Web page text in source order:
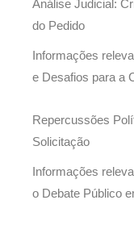
Análise Judicial:
do Pedido
Informações
e Desafios para a
Repercussões
Solicitação
Informações
o Debate Público